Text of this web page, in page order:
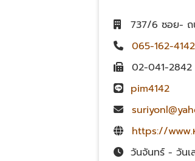
737/6 ซอย- ถ
065-162-4142
02-041-2842
pim4142
https://www.
วันจันทร์ - วันเ